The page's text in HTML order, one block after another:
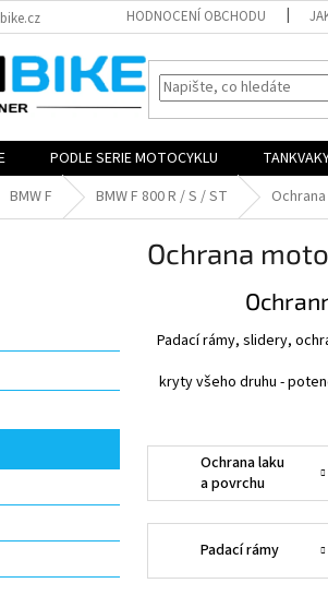
HODNOCENÍ OBCHODU
PODLE SERIE MOTOCYKLU
BMW F BMW F 800 R / S / ST
Ochrana
Padací rámy, slidery,
kryty všeho druhu -
Ochrana laku
a povrchu
Padací rámy